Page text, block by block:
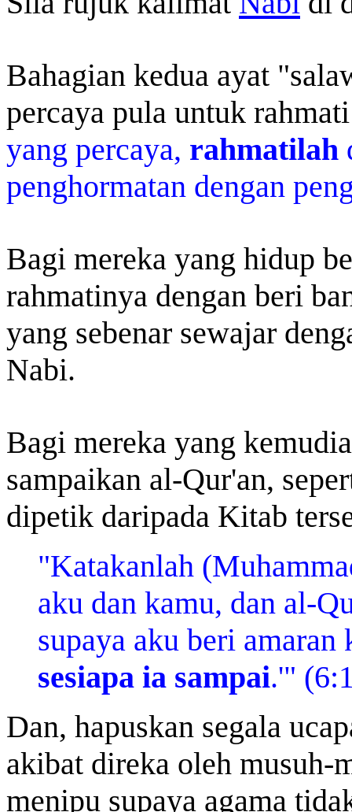
Bahagian kedua ayat
percaya pula untuk
yang percaya, rahmatilah
penghormatan dengan
Bagi mereka yang hidup
rahmatinya dengan beri
yang sebenar sewajar
Nabi.
Bagi mereka yang
sampaikan al-Qur'an,
dipetik daripada Kitab
"Katakanlah
aku dan kamu, dan al-
supaya aku beri amaran
sesiapa ia sampai.'"
Dan, hapuskan segala
akibat direka oleh musuh-
menipu supaya agama